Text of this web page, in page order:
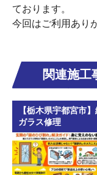
ております。
今回はご利用あり
関連施工
【栃木県宇都宮市】
ガラス修理